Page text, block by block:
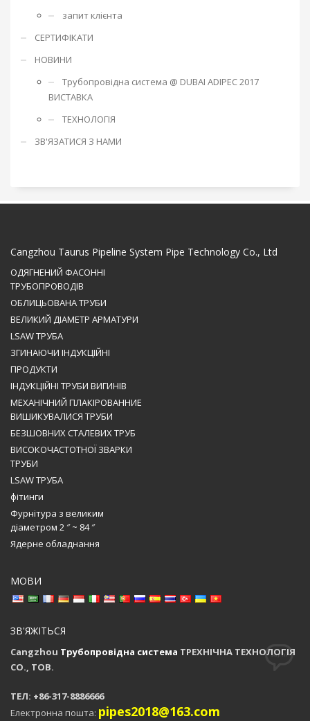
запит клієнта
СЕРТИФІКАТИ
НОВИНИ
Трубопровідна система @ DUBAI ADIPEC 2017
ВИСТАВКА
ТЕХНОЛОГІЯ
ЗВ'ЯЗАТИСЯ З НАМИ
Cangzhou Taurus Pipeline System Pipe Technology Co., Ltd
ОДЯГНЕНИЙ ФАСОННІ
ТРУБОПРОВОДІВ
ОБЛИЦЬОВАНА ТРУБИ
ВЕЛИКИЙ ДІАМЕТР АРМАТУРИ
LSAW ТРУБА
ЗГИНАЮЧИ ІНДУКЦІЙНІ
ПРОДУКТИ
ІНДУКЦІЙНІ ТРУБИ ВИГИНІВ
МЕХАНІЧНИЙ ПЛАКІРОВАННИЕ
ВИШИКУВАЛИСЯ ТРУБИ
БЕЗШОВНИХ СТАЛЕВИХ ТРУБ
ВИСОКОЧАСТОТНОЇ ЗВАРКИ
ТРУБИ
LSAW ТРУБА
фітинги
Фурнітура з великим
діаметром 2 ″ ~ 84 ″
Ядерне обладнання
МОВИ
ЗВ'ЯЖІТЬСЯ
Cangzhou Трубопровідна система ТРЕХНІЧНА ТЕХНОЛОГІЯ
CO., ТОВ.
ТЕЛ: +86-317-8886666
Електронна пошта: pipes2018@163.com